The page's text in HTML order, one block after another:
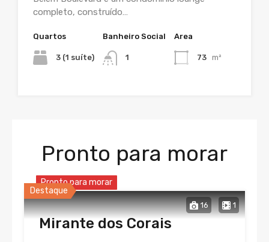
completo, construído…
Quartos
3 (1 suíte)
Banheiro Social
1
Area
73 m²
Pronto para morar
Destaque
16 1
Pronto para morar
Mirante dos Corais